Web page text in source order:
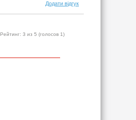
Додати відгук
Рейтинг: 3 из 5 (голосов 1)